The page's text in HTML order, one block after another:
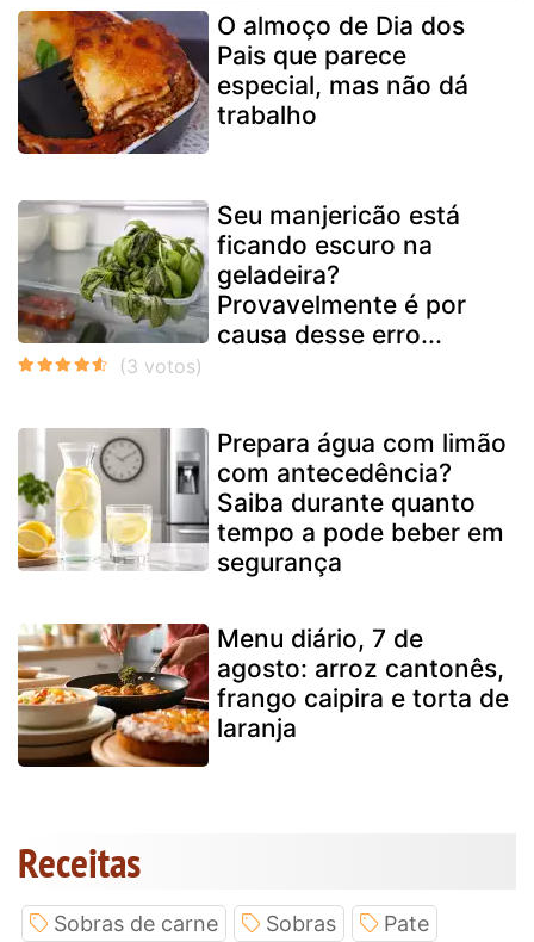
O almoço de Dia dos
Pais que parece
especial, mas não dá
trabalho
Seu manjericão está
ficando escuro na
geladeira?
Provavelmente é por
causa desse erro...
Prepara água com limão
com antecedência?
Saiba durante quanto
tempo a pode beber em
segurança
Menu diário, 7 de
agosto: arroz cantonês,
frango caipira e torta de
laranja
Receitas
Sobras de carne Sobras
Pate